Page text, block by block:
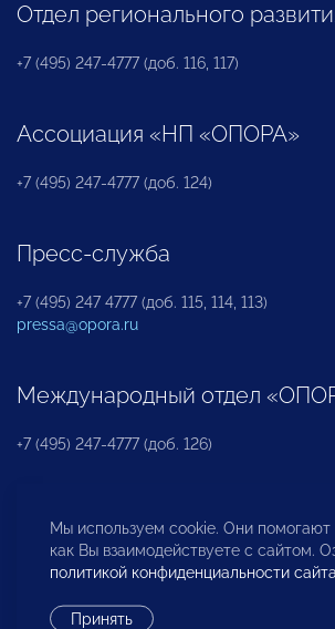
Отдел регионального
+7 (495) 247-4777 (доб. 116, 117)
Ассоциация «НП «ОПОРА»
+7 (495) 247-4777 (доб. 124)
Пресс-служба
+7 (495) 247 4777 (доб. 115, 114, 113)
pressa@opora.ru
Международный отдел
+7 (495) 247-4777 (доб. 126)
Бюро по защите прав
инвесторов
Мы используем cookie. Они помогают
как Вы взаимодействуете с сайтом.
политикой конфиденциальности сайта
Принять